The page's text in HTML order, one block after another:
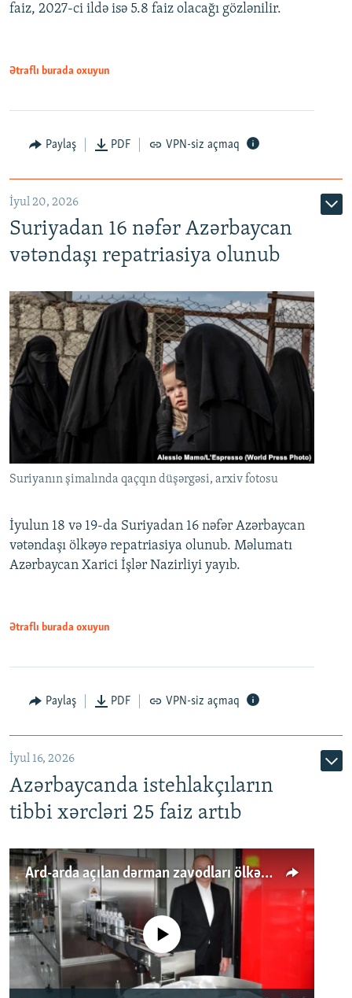
Auto
480p
faiz, 2027-ci ildə isə 5.8 faiz olacağı gözlənilir.
Ətraflı burada oxuyun
Paylaş PDF VPN-siz açmaq
İyul 20, 2026
Suriyadan 16 nəfər Azərbaycan
vətəndaşı repatriasiya olunub
Suriyanın şimalında qaçqın düşərgəsi, arxiv fotosu
İyulun 18 və 19-da Suriyadan 16 nəfər Azərbaycan
vətəndaşı ölkəyə repatriasiya olunub. Məlumatı
Azərbaycan Xarici İşlər Nazirliyi yayıb.
Ətraflı burada oxuyun
Paylaş PDF VPN-siz açmaq
İyul 16, 2026
Azərbaycanda istehlakçıların
tibbi xərcləri 25 faiz artıb
Ard-arda açılan dərman zavodları ölkənin tələbatını ödəyirmi?
No media source currently available